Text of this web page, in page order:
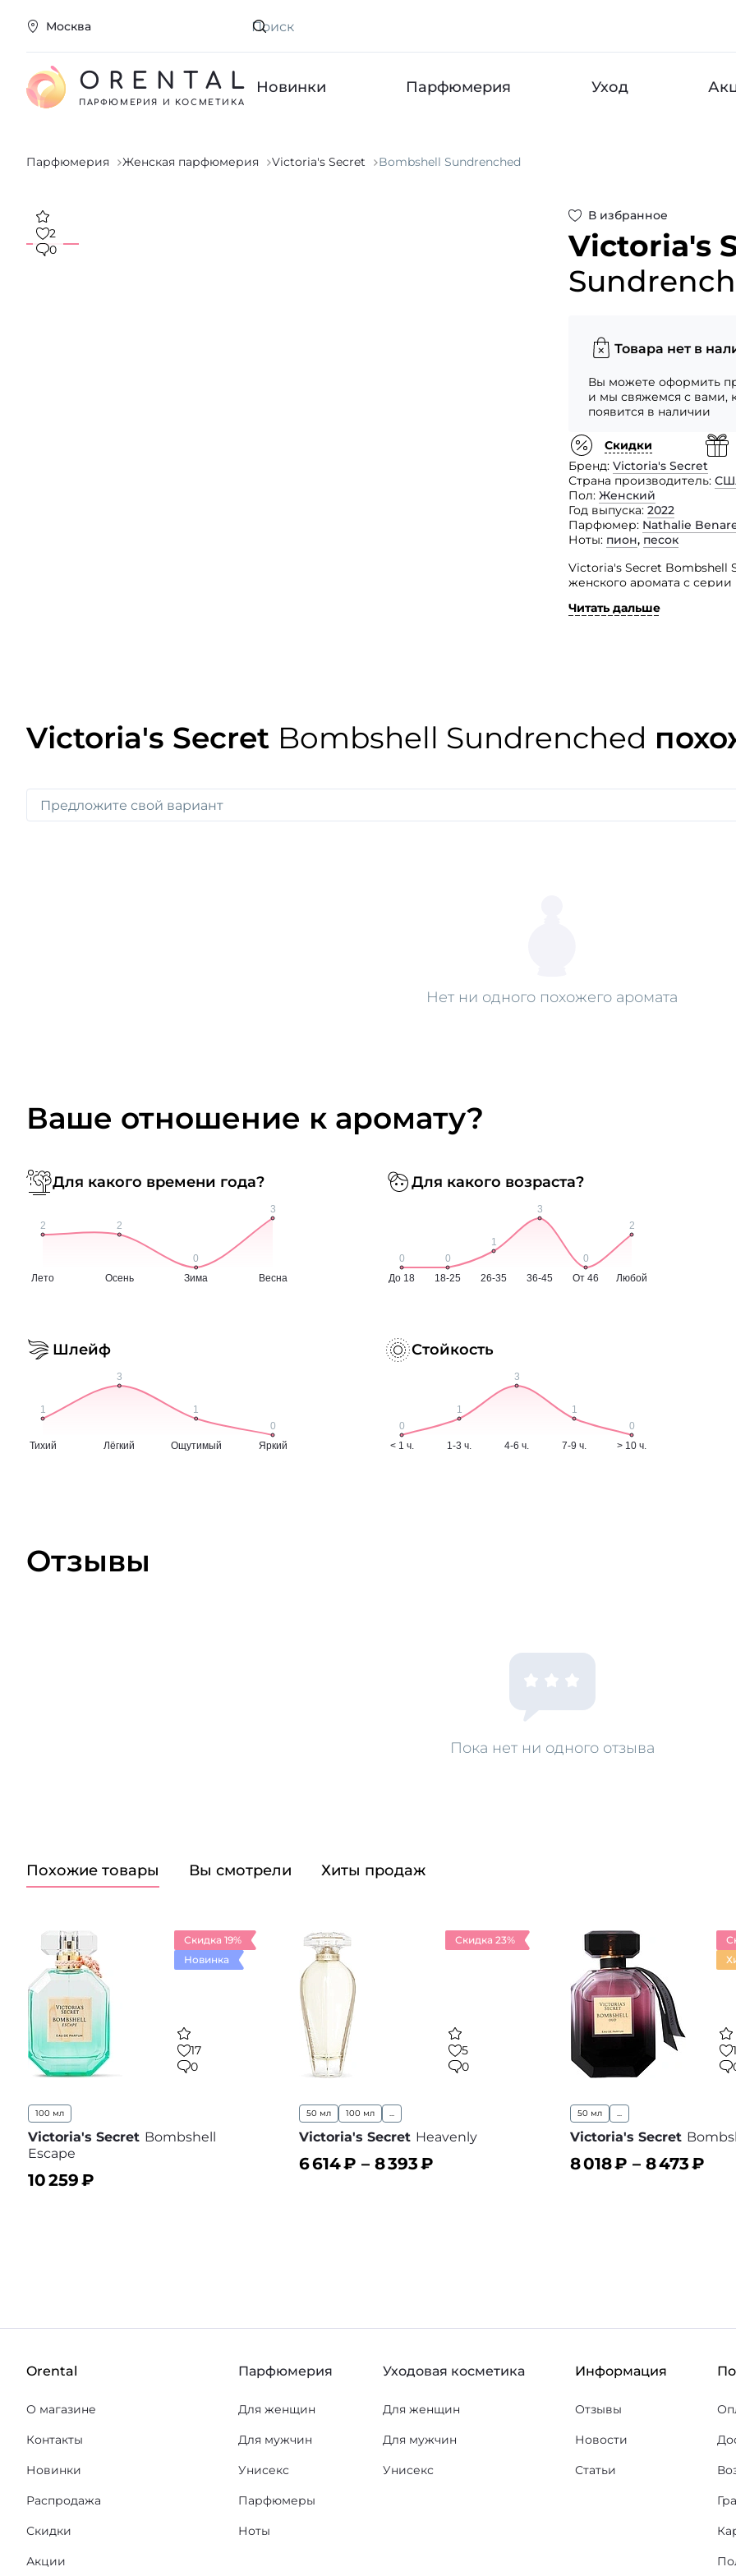
Москва Искать
ORENTAL
ПАРФЮМЕРИЯ И КОСМЕТИКА
Новинки Парфюмерия Уход
Парфюмерия Женская парфюмерия Victoria's Secret Bombshell Sundrenched
В избранное
Victoria's
2
0
Товара нет в
Вы можете оформить
и мы свяжемся с вами,
появится в наличии
Скидки
Бренд Victoria's Secret
Страна производитель
Пол Женский
Год выпуска 2022
Парфюмер Nathalie
Ноты пион, песок
Victoria's Secret Bombshell
женского аромата с
Читать дальше
Victoria's Secret Bombshell Sundrenched
Нет ни одного похожего аромата
Ваше отношение к аромату?
Для какого времени года? Для какого возраста?
Шлейф Стойкость
Отзывы
Пока нет ни одного отзыва
Похожие товары Вы смотрели Хиты продаж
Скидка 19%
Новинка
17
0
100 мл
Victoria's Secret Bombshell
Escape
10 259₽
Скидка 23%
5
0
50 мл 100 мл ...
Victoria's Secret Heavenly
6 614₽ – 8 393₽
50 мл ...
Victoria's Secret
8 018₽ – 8 473₽
Orental
О магазине
Контакты
Новинки
Распродажа
Скидки
Акции
Парфюмерия
Для женщин
Для мужчин
Унисекс
Парфюмеры
Ноты
Уходовая косметика
Для женщин
Для мужчин
Унисекс
Информация
Отзывы
Новости
Статьи